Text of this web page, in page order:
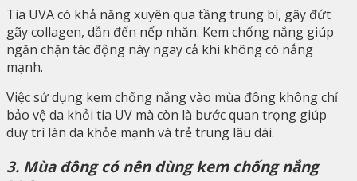
Tia UVA có khả năng xuyên qua tầng trung bì, gây đứt
gãy collagen, dẫn đến nếp nhăn. Kem chống nắng giúp
ngăn chặn tác động này ngay cả khi không có nắng
mạnh.
Việc sử dụng kem chống nắng vào mùa đông không chỉ
bảo vệ da khỏi tia UV mà còn là bước quan trọng giúp
duy trì làn da khỏe mạnh và trẻ trung lâu dài.
3. Mùa đông có nên dùng kem chống nắng